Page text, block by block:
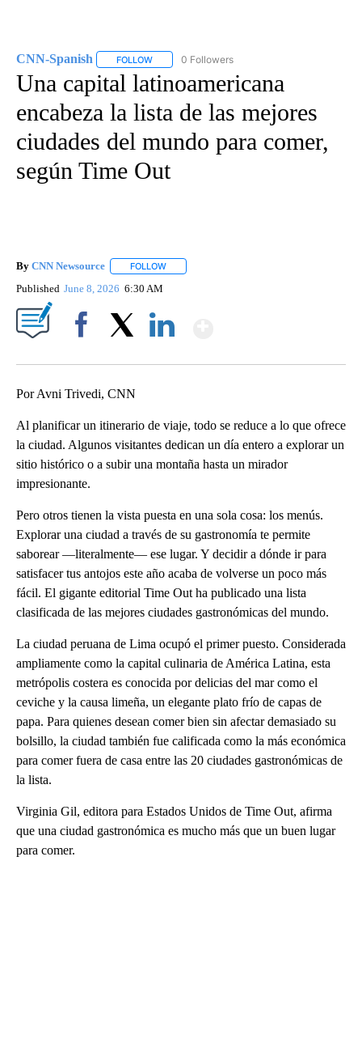
CNN-Spanish FOLLOW FOLLOW "CNN-SPANISH" TO RECEIVE
0 Followers
Una capital latinoamericana
encabeza la lista de las mejores
ciudades del mundo para comer,
según Time Out
By CNN Newsource FOLLOW
Published June 8, 2026 6:30 AM
Por Avni Trivedi, CNN
Al planificar un itinerario de viaje, todo se reduce a lo que ofrece
la ciudad. Algunos visitantes dedican un día entero a explorar un
sitio histórico o a subir una montaña hasta un mirador
impresionante.
Pero otros tienen la vista puesta en una sola cosa: los menús.
Explorar una ciudad a través de su gastronomía te permite
saborear —literalmente— ese lugar. Y decidir a dónde ir para
satisfacer tus antojos este año acaba de volverse un poco más
fácil. El gigante editorial Time Out ha publicado una lista
clasificada de las mejores ciudades gastronómicas del mundo.
La ciudad peruana de Lima ocupó el primer puesto. Considerada
ampliamente como la capital culinaria de América Latina, esta
metrópolis costera es conocida por delicias del mar como el
ceviche y la causa limeña, un elegante plato frío de capas de
papa. Para quienes desean comer bien sin afectar demasiado su
bolsillo, la ciudad también fue calificada como la más económica
para comer fuera de casa entre las 20 ciudades gastronómicas de
la lista.
Virginia Gil, editora para Estados Unidos de Time Out, afirma
que una ciudad gastronómica es mucho más que un buen lugar
para comer.